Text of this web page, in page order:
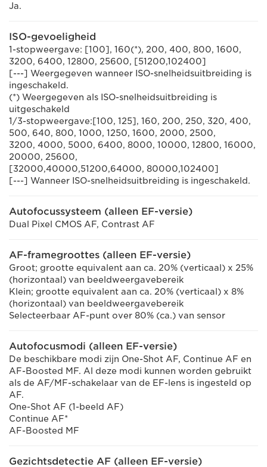
Ja.
ISO-gevoeligheid
1-stopweergave: [100], 160(*), 200, 400, 800, 1600,
3200, 6400, 12800, 25600, [51200,102400]
[---] Weergegeven wanneer ISO-snelheidsuitbreiding is
ingeschakeld.
(*) Weergegeven als ISO-snelheidsuitbreiding is
uitgeschakeld
1/3-stopweergave:[100, 125], 160, 200, 250, 320, 400,
500, 640, 800, 1000, 1250, 1600, 2000, 2500,
3200, 4000, 5000, 6400, 8000, 10000, 12800, 16000,
20000, 25600,
[32000,40000,51200,64000, 80000,102400]
[---] Wanneer ISO-snelheidsuitbreiding is ingeschakeld.
Autofocussysteem (alleen EF-versie)
Dual Pixel CMOS AF, Contrast AF
AF-framegroottes (alleen EF-versie)
Groot; grootte equivalent aan ca. 20% (verticaal) x 25%
(horizontaal) van beeldweergavebereik
Klein; grootte equivalent aan ca. 20% (verticaal) x 8%
(horizontaal) van beeldweergavebereik
Selecteerbaar AF-punt over 80% (ca.) van sensor
Autofocusmodi (alleen EF-versie)
De beschikbare modi zijn One-Shot AF, Continue AF en
AF-Boosted MF. Al deze modi kunnen worden gebruikt
als de AF/MF-schakelaar van de EF-lens is ingesteld op
AF.
One-Shot AF (1-beeld AF)
Continue AF*
AF-Boosted MF
Gezichtsdetectie AF (alleen EF-versie)